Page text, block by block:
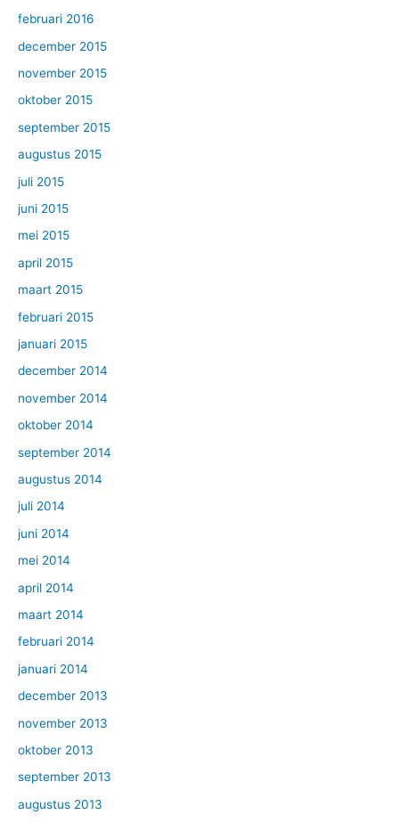
februari 2016
december 2015
november 2015
oktober 2015
september 2015
augustus 2015
juli 2015
juni 2015
mei 2015
april 2015
maart 2015
februari 2015
januari 2015
december 2014
november 2014
oktober 2014
september 2014
augustus 2014
juli 2014
juni 2014
mei 2014
april 2014
maart 2014
februari 2014
januari 2014
december 2013
november 2013
oktober 2013
september 2013
augustus 2013